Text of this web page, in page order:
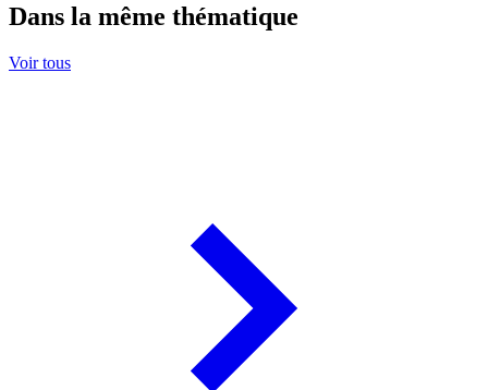
Dans la même thématique
Voir tous